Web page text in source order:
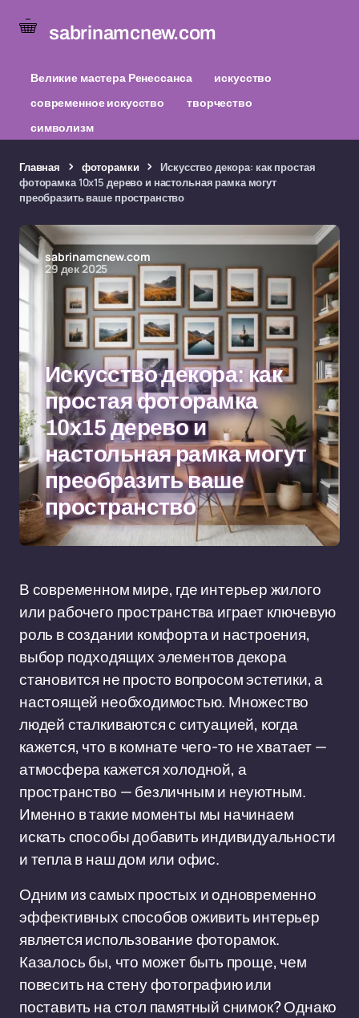
sabrinamcnew.com
Великие мастера Ренессанса
искусство
современное искусство
творчество
символизм
Главная фоторамки
Искусство декора: как простая
фоторамка 10x15 дерево и настольная рамка могут
преобразить ваше пространство
sabrinamcnew.com
29 дек 2025
Искусство декора: как
простая фоторамка
10x15 дерево и
настольная рамка могут
преобразить ваше
пространство
В современном мире, где интерьер жилого
или рабочего пространства играет ключевую
роль в создании комфорта и настроения,
выбор подходящих элементов декора
становится не просто вопросом эстетики, а
настоящей необходимостью. Множество
людей сталкиваются с ситуацией, когда
кажется, что в комнате чего-то не хватает —
атмосфера кажется холодной, а
пространство — безличным и неуютным.
Именно в такие моменты мы начинаем
искать способы добавить индивидуальности
и тепла в наш дом или офис.
Одним из самых простых и одновременно
эффективных способов оживить интерьер
является использование фоторамок.
Казалось бы, что может быть проще, чем
повесить на стену фотографию или
поставить на стол памятный снимок? Однако